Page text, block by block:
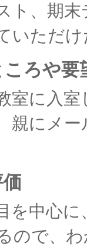
ト、期
いただ
ころや要
室に入
親にメ
を中心
ので、